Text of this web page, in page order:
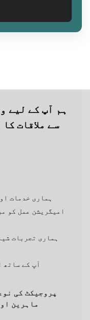
ہم آپ کے لیے
سے ملاقات
ہماری خدمات
امیگریشن عمل کو
ہماری تجربات
آپ کے ساتھ
پروجیکٹ کی
ماہرین